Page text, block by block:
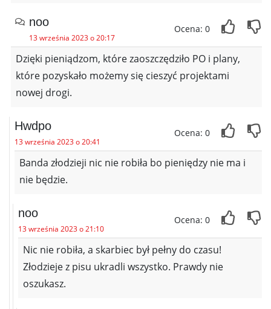
noo
13 września 2023 o 20:17
Ocena: 0
Dzięki pieniądzom, które zaoszczędziło PO i plany,
które pozyskało możemy się cieszyć projektami
nowej drogi.
Hwdpo
13 września 2023 o 20:41
Ocena: 0
Banda złodzieji nic nie robiła bo pieniędzy nie ma i
nie będzie.
noo
13 września 2023 o 21:10
Ocena: 0
Nic nie robiła, a skarbiec był pełny do czasu!
Złodzieje z pisu ukradli wszystko. Prawdy nie
oszukasz.